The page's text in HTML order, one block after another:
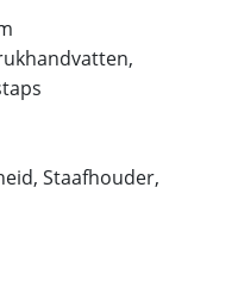
Staafhouder,